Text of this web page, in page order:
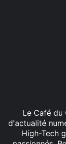
Le Café du
d'actualité
High-Tech